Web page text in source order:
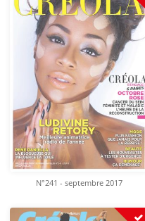
N°241 - septembre 2017